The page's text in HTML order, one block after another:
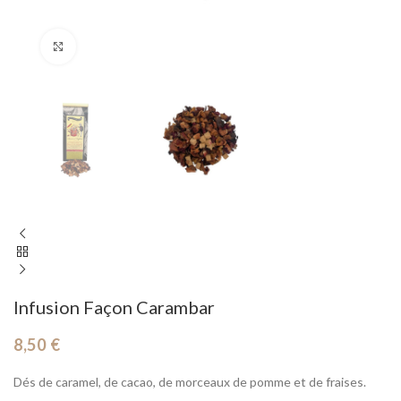
Infusion Façon Carambar
8,50 €
Dés de caramel, de cacao, de morceaux de pomme et de fraises.